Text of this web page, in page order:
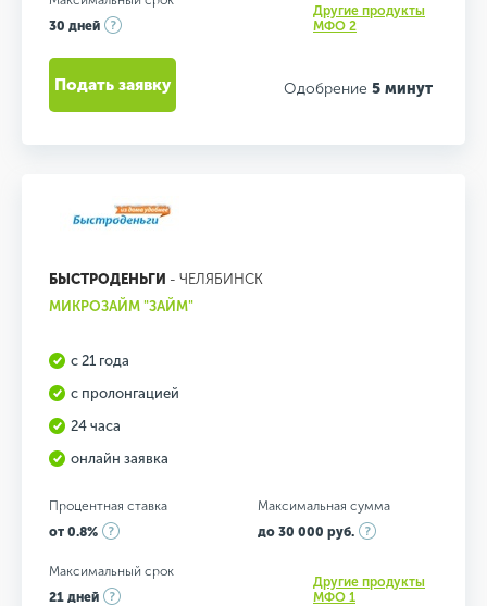
30 дней
Другие продукты
МФО 2
Одобрение 5 минут
Подать заявку
БЫСТРОДЕНЬГИ - ЧЕЛЯБИНСК
МИКРОЗАЙМ "ЗАЙМ"
с 21 года
с пролонгацией
24 часа
онлайн заявка
Процентная ставка
от 0.8%
Максимальная сумма
до 30 000 руб.
Максимальный срок
21 дней
Другие продукты
МФО 1